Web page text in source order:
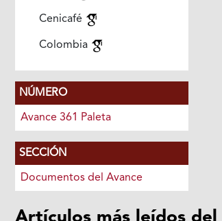
Cenicafé
Colombia
NÚMERO
Avance 361 Paleta
SECCIÓN
Documentos del Avance